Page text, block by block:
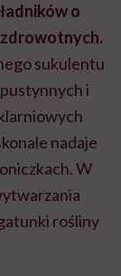
o
sukulentu
i
nadaje
W
rośliny